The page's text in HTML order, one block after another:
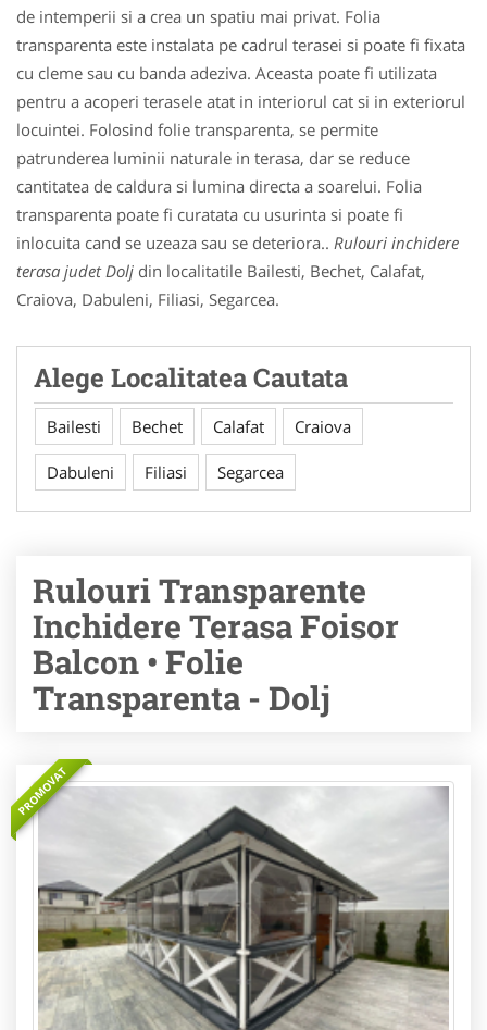
de intemperii si a crea un spatiu mai privat. Folia
transparenta este instalata pe cadrul terasei si poate fi fixata
cu cleme sau cu banda adeziva. Aceasta poate fi utilizata
pentru a acoperi terasele atat in interiorul cat si in exteriorul
locuintei. Folosind folie transparenta, se permite
patrunderea luminii naturale in terasa, dar se reduce
cantitatea de caldura si lumina directa a soarelui. Folia
transparenta poate fi curatata cu usurinta si poate fi
inlocuita cand se uzeaza sau se deteriora.. Rulouri inchidere
terasa judet Dolj din localitatile Bailesti, Bechet, Calafat,
Craiova, Dabuleni, Filiasi, Segarcea.
Alege Localitatea Cautata
Bailesti Bechet Calafat Craiova
Dabuleni Filiasi Segarcea
Rulouri Transparente
Inchidere Terasa Foisor
Balcon • Folie
Transparenta - Dolj
PROMOVAT